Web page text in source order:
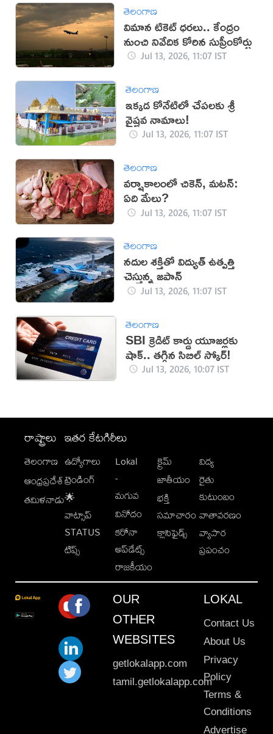
తెలంగాణ
విమాన టికెట్‌ ధరలు.. కేంద్రం
నుంచి నివేదిక కోరిన సుప్రీంకోర్టు
Jul 13, 2026, 11:07 IST
తెలంగాణ
ఇక్కడ కోనేటిలో చేపలకు శ్రీ
వైష్ణవ నామాలు!
Jul 13, 2026, 11:07 IST
తెలంగాణ
వర్షాకాలంలో చికెన్, మటన్:
ఏది మేలు?
Jul 13, 2026, 11:07 IST
తెలంగాణ
నదుల శక్తితో విద్యుత్ ఉత్పత్తి
చెస్తున్న జపాన్
Jul 13, 2026, 11:07 IST
తెలంగాణ
SBI క్రెడిట్ కార్డు యూజర్లకు
షాక్.. తగ్గిన సిబిల్ స్కోర్!
Jul 13, 2026, 10:07 IST
రాష్ట్రాలు
తెలంగాణ
ఆంధ్రప్రదేశ్
తమిళనాడు
ఇతర కేటగిరీలు
ఉద్యోగాలు
ట్రెండింగ్
🌟
వాట్సాప్
STATUS
టిప్స్
Lokal
-
మగువ
వినోదం
కరోనా
అప్‌డేట్స్
రాజకీయం
క్రైమ్
జాతీయం
భక్తి
సమాచారం
క్లాసిఫైడ్స్
విద్య
రైతు
కుటుంబం
వాతావరణం
వ్యాపార
ప్రపంచం
OUR
OTHER
WEBSITES
getlokalapp.com
tamil.getlokalapp.com
LOKAL
Contact Us
About Us
Privacy
Policy
Terms &
Conditions
Advertise